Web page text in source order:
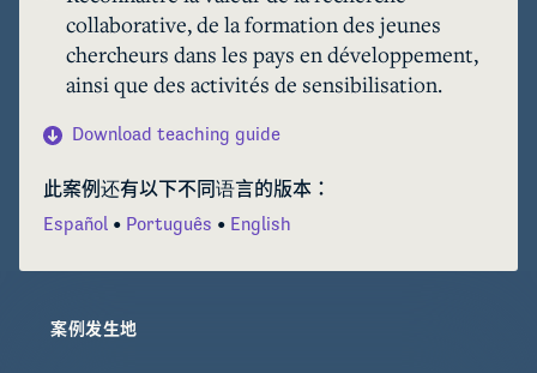
se concentrant sur le genre Inga, un groupe de
légumineuses hyper-diversifié comprenant des
arbres de la canopée, ils ont méticuleusement
documenté les schémas d’herbivorie, les
stratégies de défense variées des plantes, ainsi
que les processus évolutifs favorisant la
diversité tropicale. Ils ont montré que les taux
d’herbivorie sont élevés, que les défenses
chimiques, physiques et biotiques sont toutes
entraîné une diversité surprenante de défenses
collaborative, de la formation des jeunes
chercheurs dans les pays en développement,
ainsi que des activités de sensibilisation.
Download teaching guide
此案例还有以下不同语言的版本：
Español
Português English
案例发生地